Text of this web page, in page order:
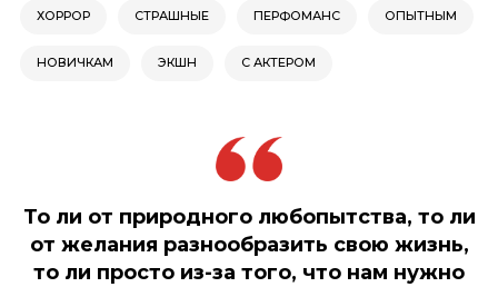
ХОРРОР СТРАШНЫЕ ПЕРФОМАНС ОПЫТНЫМ
НОВИЧКАМ ЭКШН С АКТЕРОМ
То ли от природного любопытства, то ли
от желания разнообразить свою жизнь,
то ли просто из-за того, что нам нужно